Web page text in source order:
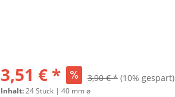
3,51 € * 3,90 € * (10% gespart)
Inhalt:24 Stück | 40 mm ø